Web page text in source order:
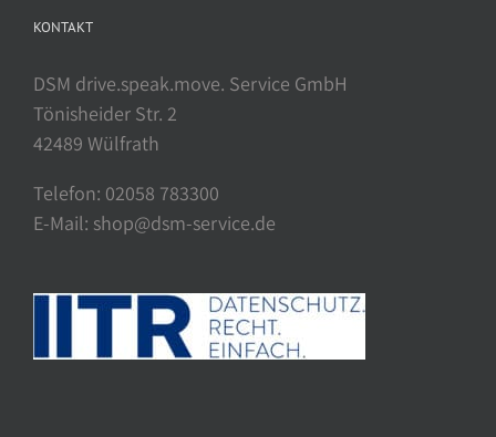
KONTAKT
DSM drive.speak.move. Service GmbH
Tönisheider Str. 2
42489 Wülfrath
Telefon: 02058 783300
E-Mail: shop@dsm-service.de